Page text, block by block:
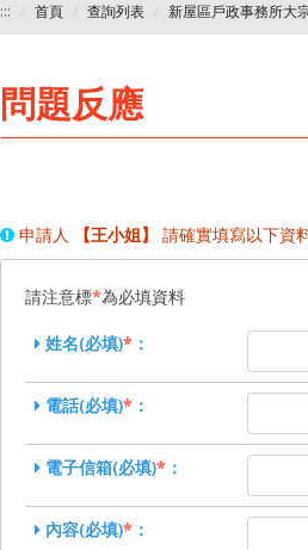
::: 首頁 查詢列表 新屋區戶政事務所大
問題反應
申請人 【王小姐】 請確實填寫以下資
請注意標*為必填資料
姓名(必填)* ：
電話(必填)* ：
電子信箱(必填)* ：
內容(必填)* ：